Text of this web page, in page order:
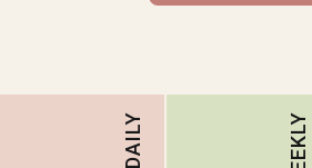
DAILY WEEKLY